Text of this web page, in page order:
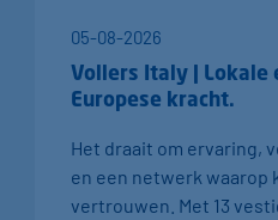
05-08-2026
Vollers Italy | Lokale
Europese kracht.
Het draait om ervaring,
en een netwerk waarop
vertrouwen. Met 13